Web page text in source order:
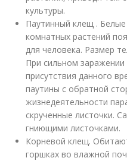
культуры.
Паутинный клещ .
комнатных растений
для человека. Размер
При сильном
присутствия данного
паутины с обратной
жизнедеятельности
скрученные листочки.
гниющими листочками.
Корневой клещ.
горшках во влажной